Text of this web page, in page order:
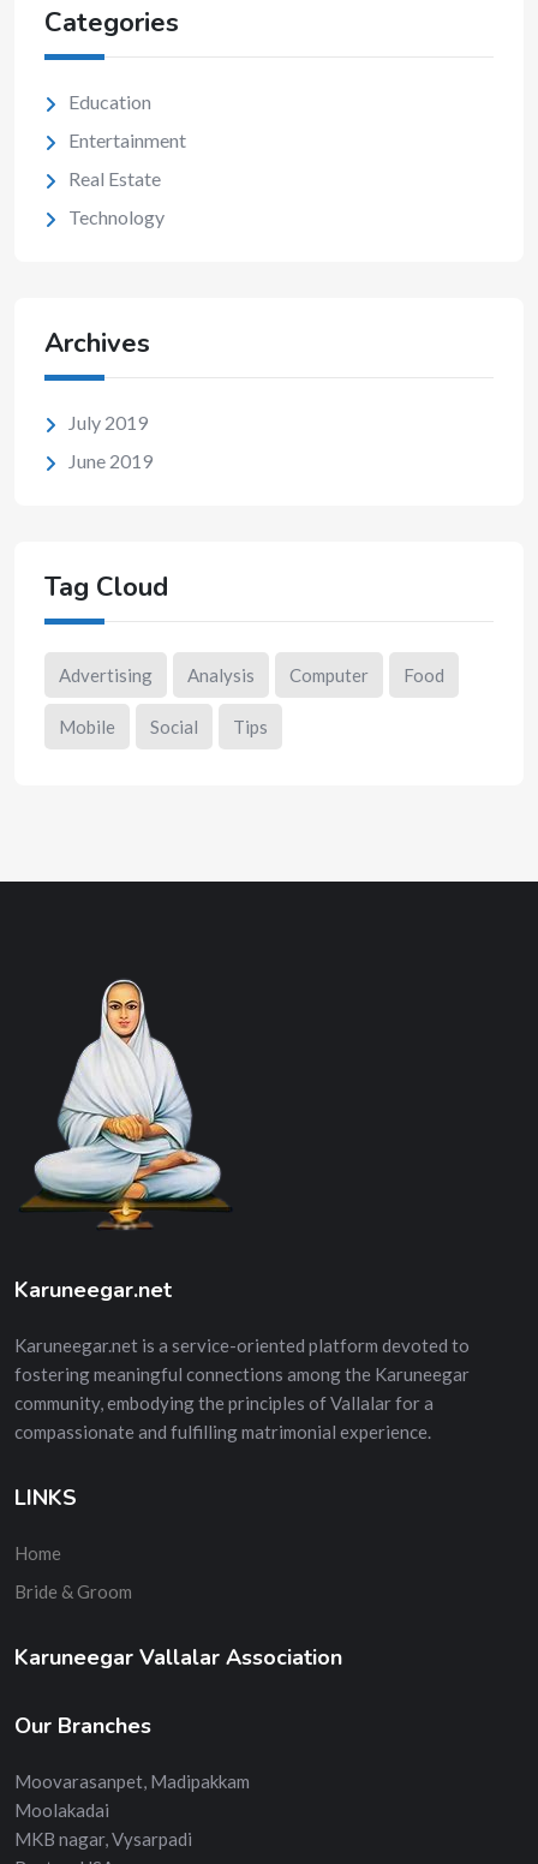
Categories
Education
Entertainment
Real Estate
Technology
Archives
July 2019
June 2019
Tag Cloud
Advertising Analysis Computer Food
Mobile Social Tips
Karuneegar.net
Karuneegar.net is a service-oriented platform devoted to
fostering meaningful connections among the Karuneegar
community, embodying the principles of Vallalar for a
compassionate and fulfilling matrimonial experience.
LINKS
Home
Bride & Groom
Karuneegar Vallalar Association
Our Branches
Moovarasanpet, Madipakkam
Moolakadai
MKB nagar, Vysarpadi